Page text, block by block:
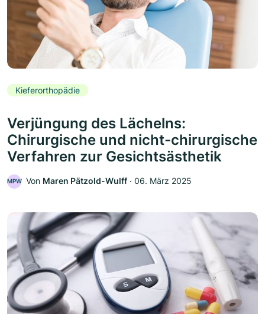
Kieferorthopädie
Verjüngung des Lächelns:
Chirurgische und nicht-chirurgische
Verfahren zur Gesichtsästhetik
MPW Von Maren Pätzold-Wulff ‧ 06. März 2025